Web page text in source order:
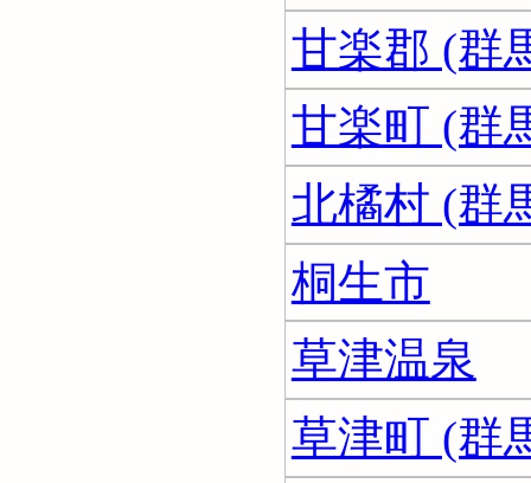
甘楽郡 (群
甘楽町 (群
北橘村 (群
桐生市
草津温泉
草津町 (群